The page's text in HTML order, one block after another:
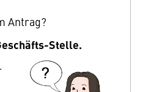
Antrag?
Stelle.